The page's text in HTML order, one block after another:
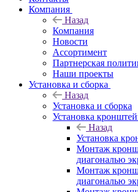
Компания
Назад
Компания
Новости
Ассортимент
Партнерская
Наши проекты
Установка и сборка
Назад
Установка и сборка
Установка
Назад
Установка
Монтаж
диагональю
Монтаж
диагональю